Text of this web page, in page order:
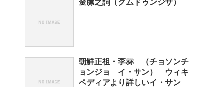
金縢之詞（クムドゥンジサ）
朝鮮正祖・李祘 （チョソンチ
ョンジョ イ・サン） ウィキ
ペディアより詳しいイ・サン